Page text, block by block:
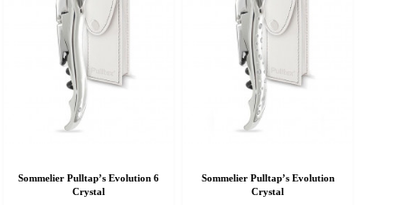
Sommelier Pulltap’s Evolution 6
Crystal
Sommelier Pulltap’s Evolution
Crystal